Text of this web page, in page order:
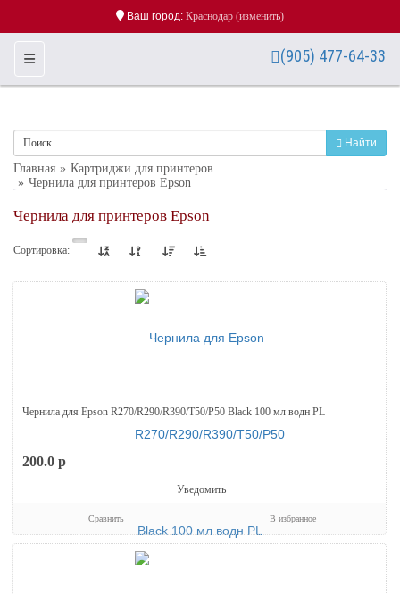
Ваш город: Краснодар (изменить)
(905) 477-64-33
Toggle Navigation
Найти
Главная
Картриджи для принтеров
Чернила для принтеров Epson
Чернила для принтеров Epson
Сортировка:
Чернила для Epson R270/R290/R390/T50/P50 Black 100 мл водн PL
200.0 p
Уведомить
Сравнить В избранное